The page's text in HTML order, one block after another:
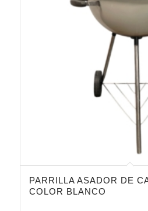
PARRILLA ASADOR DE
COLOR BLANCO